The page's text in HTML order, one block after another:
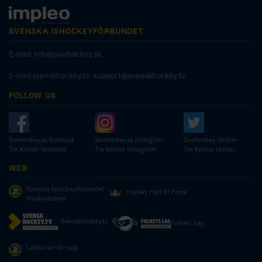
SVENSKA ISHOCKEYFÖRBUNDET
E-mail: info@swehockey.se
E-mail:svenskhockey.tv: support@svenskhockey.tv
FOLLOW US
Swehockeyse facebook
Tre Kronor facebook
Swehockeyse Instagram
Tre Kronor instagram
Swehockey twitter
Tre Kronor twitter
WEB
Svenska Ishockeyförbundet
Hockeyboken
Hockey Hall Of Fame
Svenskhockey.tv Folkets Lag
Ladda ner vår app